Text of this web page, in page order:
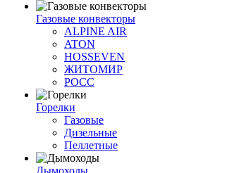
Газовые конвекторы
ALPINE AIR
ATON
HOSSEVEN
ЖИТОМИР
РОСС
Горелки
Газовые
Дизельные
Пеллетные
Дымоходы